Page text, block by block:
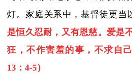
灯。家庭关系中，基督徒更当
是恒久忍耐，又有恩慈。爱是
狂，不作害羞的事，不求自己
13 ： 4-5）